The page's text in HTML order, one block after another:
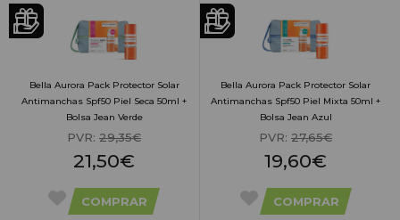
Bella Aurora Pack Protector Solar
Antimanchas Spf50 Piel Seca 50ml +
Bolsa Jean Verde
PVR: 29,35€
21,50€
COMPRAR
Bella Aurora Pack Protector Solar
Antimanchas Spf50 Piel Mixta 50ml +
Bolsa Jean Azul
PVR: 27,65€
19,60€
COMPRAR